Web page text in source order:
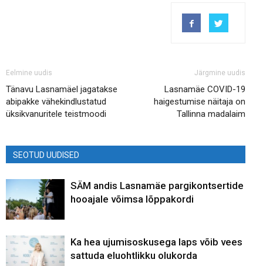
Eelmine uudis
Tänavu Lasnamäel jagatakse
abipakke vähekindlustatud
üksikvanuritele teistmoodi
Järgmine uudis
Lasnamäe COVID-19
haigestumise näitaja on
Tallinna madalaim
SEOTUD UUDISED
SÄM andis Lasnamäe pargikontsertide
hooajale võimsa lõppakordi
Ka hea ujumisoskusega laps võib vees
sattuda eluohtlikku olukorda